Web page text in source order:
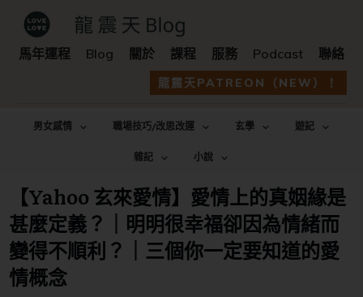
馬年運程 Blog 關於 課程 服務 Podcast 聯絡
龍震天PATREON（NEW）！
男女感情 職場技巧/改思改運 玄學
遊記
雜記
小說
【Yahoo 玄來愛情】愛情上的真姻緣是
甚麼定義？｜明明很幸福卻因為情緒而
變得不順利？｜三個你一定要知道的愛
情概念